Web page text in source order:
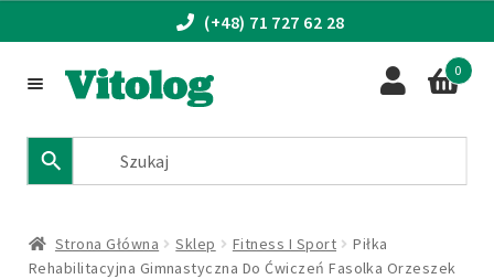
(+48) 71 727 62 28
Przejdź
nawigacji
Przejdź
treści
Fitness i Sport
UrodaStrona Główna Sklep Fitness I Sport
Piłka
Rehabilitacyjna Gimnastyczna Do Ćwiczeń Fasolka Orzeszek
0